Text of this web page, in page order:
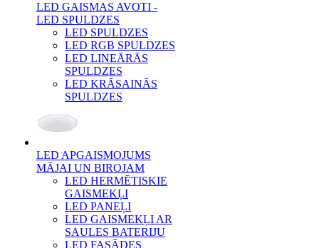
LED GAISMAS AVOTI -
LED SPULDZES
LED SPULDZES
LED RGB SPULDZES
LED LINEĀRĀS
SPULDZES
LED KRĀSAINĀS
SPULDZES
LED APGAISMOJUMS
MĀJAI UN BIROJAM
LED HERMĒTISKIE
GAISMEKĻI
LED PANEĻI
LED GAISMEKĻI AR
SAULES BATERIJU
LED FASĀDES